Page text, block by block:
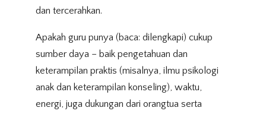
dan tercerahkan.
Apakah guru punya (baca: dilengkapi) cukup
sumber daya – baik pengetahuan dan
keterampilan praktis (misalnya, ilmu psikologi
anak dan keterampilan konseling), waktu,
energi, juga dukungan dari orangtua serta